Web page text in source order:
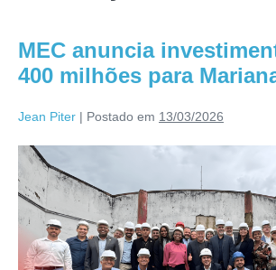
MEC anuncia
400 milhões para
Jean Piter | Postado em 13/03/2026